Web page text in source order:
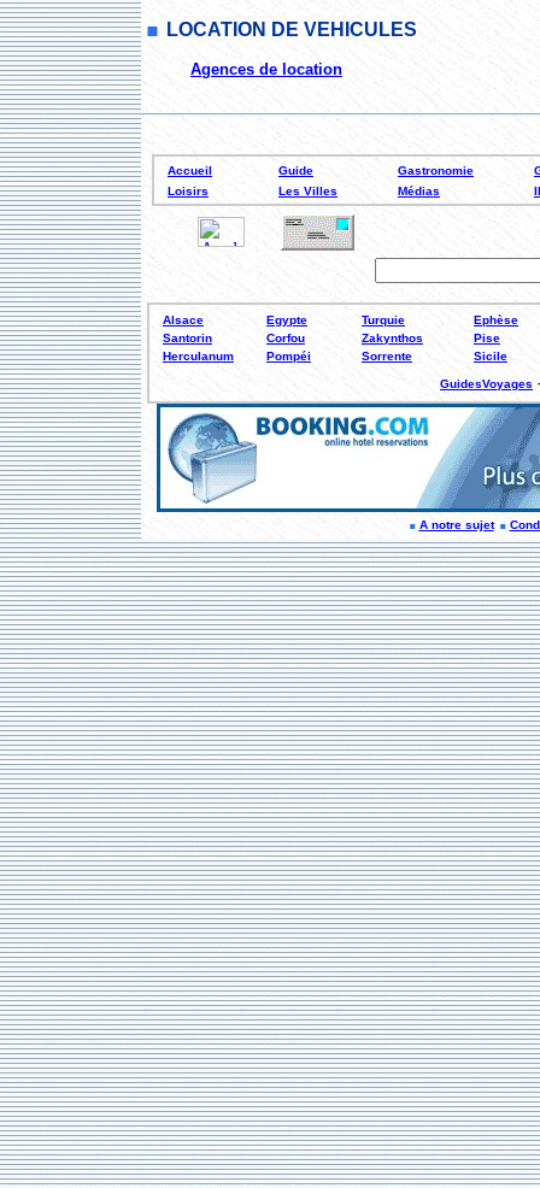
LOCATION DE VEHICULES
Agences de location
Accueil Guide Gastronomie
Loisirs
Les Villes Médias
Alsace Egypte Turquie
Ephèse
Santorin
Corfou Zakynthos
Pise
Herculanum
Pompéi Sorrente Sicile
GuidesVoyages
A notre sujet